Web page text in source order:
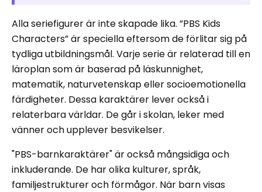
Alla seriefigurer är inte skapade lika. ”PBS Kids
Characters” är speciella eftersom de förlitar sig på
tydliga utbildningsmål. Varje serie är relaterad till en
läroplan som är baserad på läskunnighet,
matematik, naturvetenskap eller socioemotionella
färdigheter. Dessa karaktärer lever också i
relaterbara världar. De går i skolan, leker med
vänner och upplever besvikelser.
"PBS-barnkaraktärer" är också mångsidiga och
inkluderande. De har olika kulturer, språk,
familjestrukturer och förmågor. När barn visas